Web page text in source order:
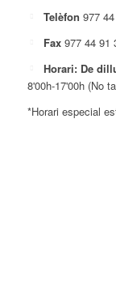
Telèfon 977
Fax 977 44 91
Horari: De
8'00h-17'00h (No
*Horari especial